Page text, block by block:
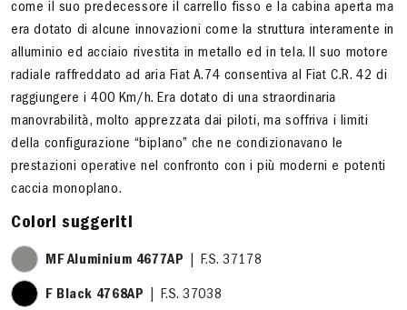
come il suo predecessore il carrello fisso e la cabina aperta ma
era dotato di alcune innovazioni come la struttura interamente in
alluminio ed acciaio rivestita in metallo ed in tela. Il suo motore
radiale raffreddato ad aria Fiat A.74 consentiva al Fiat C.R. 42 di
raggiungere i 400 Km/h. Era dotato di una straordinaria
manovrabilità, molto apprezzata dai piloti, ma soffriva i limiti
della configurazione “biplano” che ne condizionavano le
prestazioni operative nel confronto con i più moderni e potenti
caccia monoplano.
Colori suggeriti
MF Aluminium 4677AP | F.S. 37178
F Black 4768AP | F.S. 37038